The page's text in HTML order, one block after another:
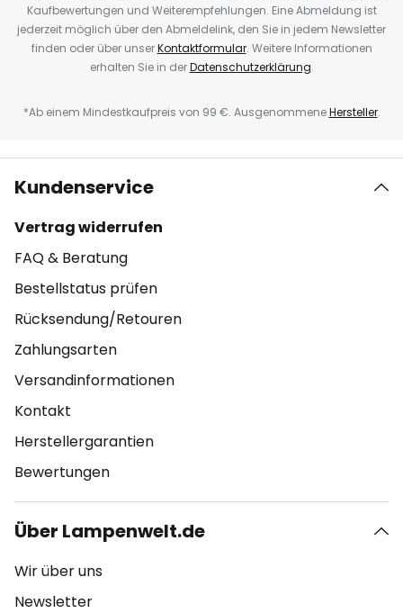
Kaufbewertungen und Weiterempfehlungen. Eine Abmeldung ist
jederzeit möglich über den Abmeldelink, den Sie in jedem Newsletter
finden oder über unserKontaktformular. Weitere Informationen
erhalten Sie in derDatenschutzerklärung.
*Ab einem Mindestkaufpreis von 99 €. AusgenommeneHersteller.
Kundenservice
Vertrag widerrufen
FAQ & Beratung
Bestellstatus prüfen
Rücksendung/Retouren
Zahlungsarten
Versandinformationen
Kontakt
Herstellergarantien
Bewertungen
Über Lampenwelt.de
Wir über uns
Newsletter